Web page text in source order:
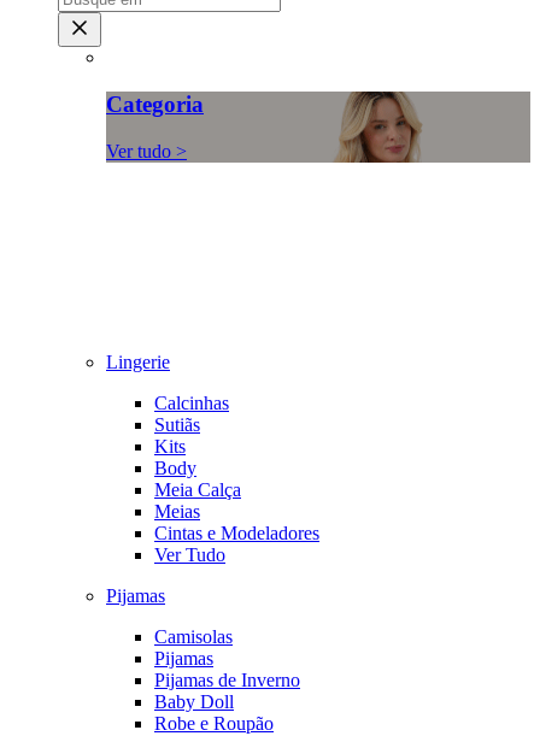
Categoria
Ver tudo >
Lingerie
Calcinhas
Sutiãs
Kits
Body
Meia Calça
Meias
Cintas e Modeladores
Ver Tudo
Pijamas
Camisolas
Pijamas
Pijamas de Inverno
Baby Doll
Robe e Roupão